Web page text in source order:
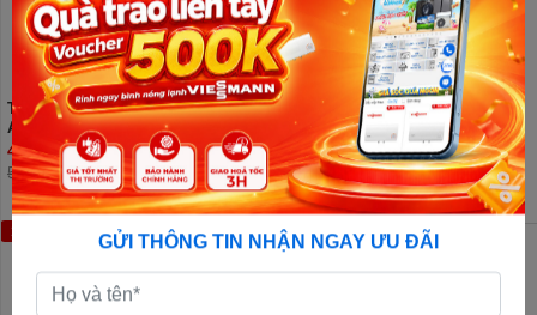
Tủ đông mini Hòa Phát HPF
AD6107G 107 lít
4.020.000đ
5.590.000đ
Tủ đông đứng Hòa Phát 106 Lít
HPF UAH6106
4.230.000đ
5.600.000đ
1% 24%
GỬI THÔNG TIN NHẬN NGAY ƯU ĐÃI